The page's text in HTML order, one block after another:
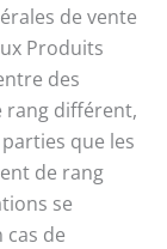
de vente
Produits
des
rang différent,
que les
de rang
se
de